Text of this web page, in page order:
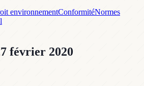
environnementConformitéNormes
février 2020